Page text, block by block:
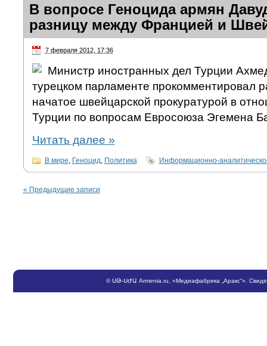
В вопросе Геноцида армян
разницу между Францией и
7 февраля 2012, 17:36
Министр иностранных дел Турции
турецком парламенте прокомментировал
начатое швейцарской прокуратурой в
Турции по вопросам Евросоюза Эгемена
Читать далее »
В мире, Геноцид, Политика Информационно-
« Предыдущие записи
©ՍԹ-ՍԺԱ Armenia.ru , «Медиафабрика „Аракс“».